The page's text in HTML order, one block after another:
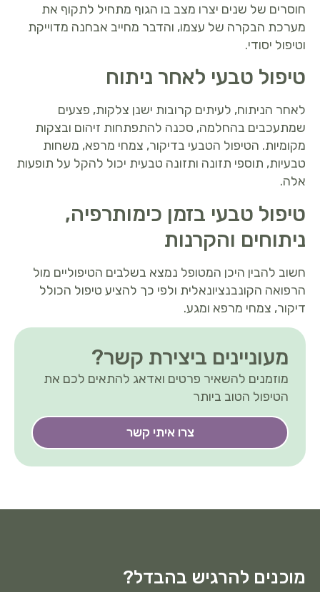
חוסרים של שנים יצרו מצב בו הגוף מתחיל לתקוף את
מערכת הבקרה של עצמו, והדבר מחייב אבחנה מדוייקת
וטיפול יסודי.
טיפול טבעי לאחר ניתוח
לאחר הניתוח, לעיתים קרובות ישנן צלקות, פצעים
שמתעכבים בהחלמה, סכנה להתפתחות זיהום ובצקות
מקומיות. הטיפול הטבעי בדיקור, צמחי מרפא, משחות
טבעיות, תוספי תזונה ותזונה טבעית יכול להקל על תופעות
אלה.
טיפול טבעי בזמן כימותרפיה,
ניתוחים והקרנות
חשוב להבין היכן המטופל נמצא בשלבים הטיפוליים מול
הרפואה הקונבנציונאלית ולפי כך להציע טיפול הכולל
דיקור, צמחי מרפא ומגע.
מעוניינים ביצירת קשר?
מוזמנים להשאיר פרטים ואדאג להתאים לכם את
הטיפול הטוב ביותר
צרו איתי קשר
מוכנים להרגיש בהבדל?